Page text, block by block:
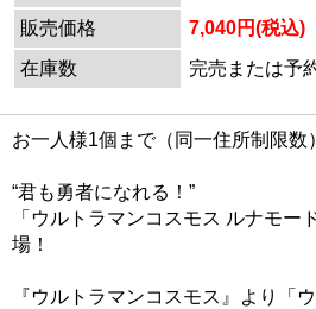
販売価格
7,040円(税込)
在庫数
完売または予
お一人様1個まで（同一住所制限数）
“君も勇者になれる！”
「ウルトラマンコスモス ルナモー
場！
『ウルトラマンコスモス』より「